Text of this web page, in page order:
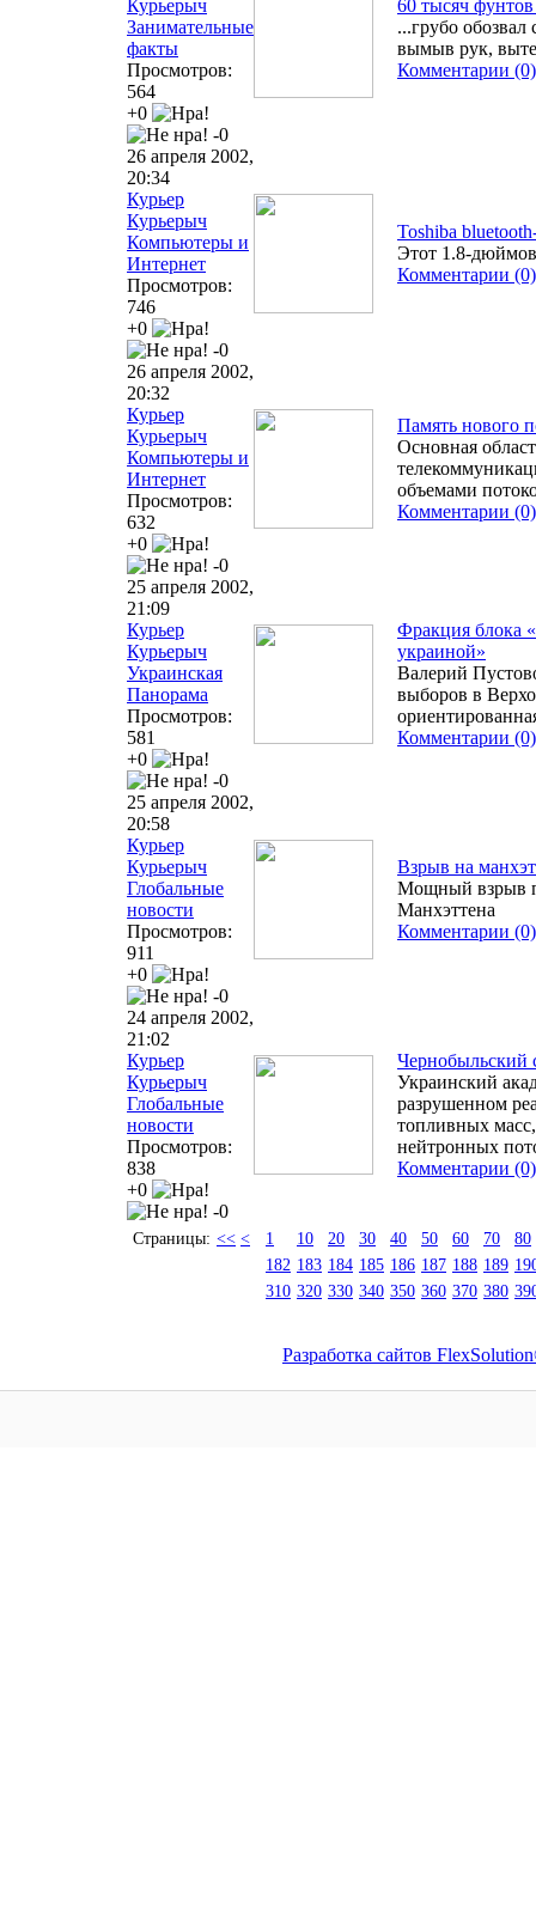
Курьерыч
Занимательные
факты
Просмотров:
564
+0
-0
60 тысяч фунтов
...грубо обозвал
вымыв рук,
Комментарии (0)
26 апреля 2002,
20:34
Курьер
Курьерыч
Компьютеры и
Интернет
Просмотров:
746
+0
-0
Toshiba
Этот 1.8-
Комментарии (0)
26 апреля 2002,
20:32
Курьер
Курьерыч
Компьютеры и
Интернет
Просмотров:
632
+0
-0
Память нового
Основная
объемами
Комментарии (0)
25 апреля 2002,
21:09
Курьер
Курьерыч
Украинская
Панорама
Просмотров:
581
+0
-0
Фракция блока
украиной»
Валерий
выборов в
Комментарии (0)
25 апреля 2002,
20:58
Курьер
Курьерыч
Глобальные
новости
Просмотров:
911
+0
-0
Взрыв на
Мощный взрыв
Манхэттена
Комментарии (0)
24 апреля 2002,
21:02
Курьер
Курьерыч
Глобальные
новости
Просмотров:
838
+0
-0
Чернобыльский
Украинский
разрушенном
топливных
нейтронных
Комментарии (0)
Страницы: << < 1 10 20 30 40 50 60 70
80
182 183 184 185 186 187 188 189
310 320 330 340 350 360 370 380
Разработка сайтов